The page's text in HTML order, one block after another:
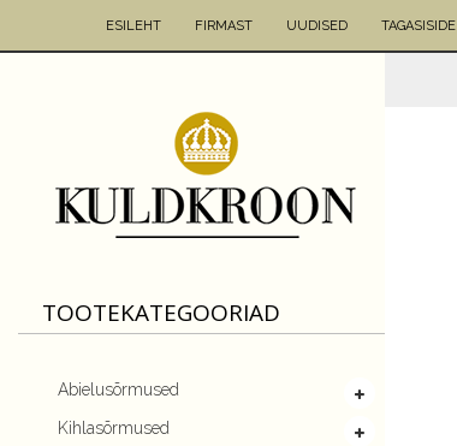
ESILEHT FIRMAST UUDISED TAGASISIDE
TOOTEKATEGOORIAD
Abielusõrmused
Kihlasõrmused